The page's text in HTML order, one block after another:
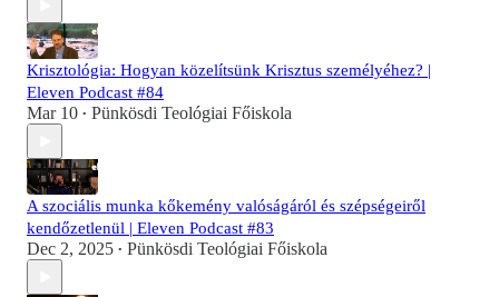
Krisztológia: Hogyan közelítsünk Krisztus személyéhez? |
Eleven Podcast #84
Mar 10 • Pünkösdi Teológiai Főiskola
A szociális munka kőkemény valóságáról és szépségeiről
kendőzetlenül | Eleven Podcast #83
Dec 2, 2025 • Pünkösdi Teológiai Főiskola